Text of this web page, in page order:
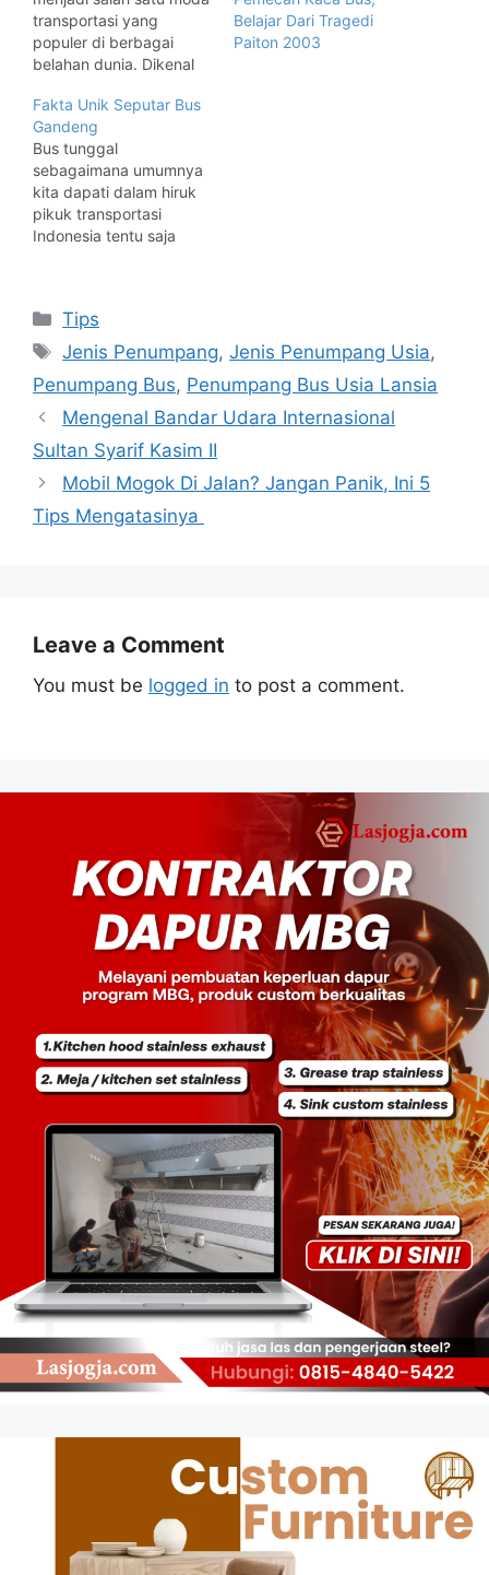
transportasi yang
populer di berbagai
belahan dunia. Dikenal
unik, kapasitas bus
double decker ini juga
terhitung lebih besar
daripada bus
konvensional. Dalam
artikel ini, kita akan
membahas tentang
oleh bus…
Belajar Dari Tragedi
Paiton 2003
Fakta Unik Seputar Bus
Gandeng
Bus tunggal
sebagaimana umumnya
kita dapati dalam hiruk
pikuk transportasi
Indonesia tentu saja
Indonesia. Tapi apakah
demikian halnya dengan
keberadaan bus
gandeng atau bus
tempel? Bus gandeng
bisa kita jumpai di
banyak negara-negara
maju atau negara-
negara besar. Karena
dengan kapasitanya
Categories
Tips
Tags
Jenis Penumpang,Jenis Penumpang Usia,
Penumpang Bus, Penumpang Bus Usia Lansia
Mengenal Bandar Udara Internasional
Sultan Syarif Kasim II
Mobil Mogok Di Jalan? Jangan Panik, Ini 5
Tips Mengatasinya
Leave a Comment
You must be logged in to post a comment.